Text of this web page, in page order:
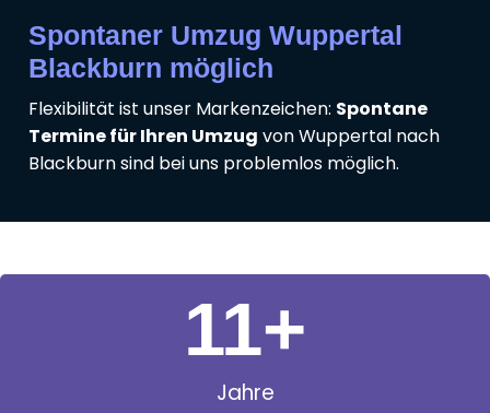
Spontaner Umzug Wuppertal
Blackburn möglich
Flexibilität ist unser Markenzeichen: Spontane
Termine für Ihren Umzug von Wuppertal nach
Blackburn sind bei uns problemlos möglich.
Jahre
11+